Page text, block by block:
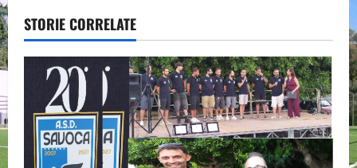
v
i
a
STORIE CORRELATE